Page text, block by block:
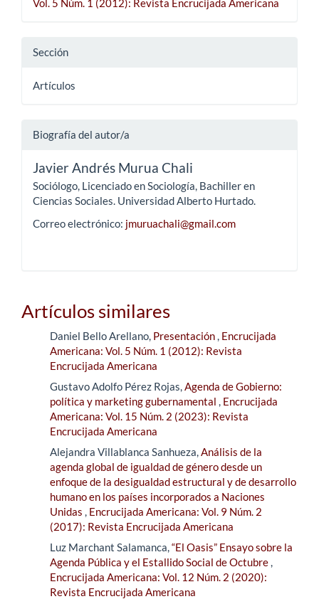
Vol. 5 Núm. 1 (2012): Revista Encrucijada Americana
Sección
Artículos
Biografía del autor/a
Javier Andrés Murua Chali
Sociólogo, Licenciado en Sociología, Bachiller en
Ciencias Sociales. Universidad Alberto Hurtado.
Correo electrónico: jmuruachali@gmail.com
Artículos similares
Daniel Bello Arellano, Presentación, Encrucijada
Americana: Vol. 5 Núm. 1 (2012): Revista
Encrucijada Americana
Gustavo Adolfo Pérez Rojas,Agenda de Gobierno:
política y marketing gubernamental , Encrucijada
Americana: Vol. 15 Núm. 2 (2023): Revista
Encrucijada Americana
Alejandra Villablanca Sanhueza,Análisis de la
agenda global de igualdad de género desde un
enfoque de la desigualdad estructural y de desarrollo
humano en los países incorporados a Naciones
Unidas , Encrucijada Americana: Vol. 9 Núm. 2
(2017): Revista Encrucijada Americana
Luz Marchant Salamanca,“El Oasis” Ensayo sobre la
Agenda Pública y el Estallido Social de Octubre,
Encrucijada Americana: Vol. 12 Núm. 2 (2020):
Revista Encrucijada Americana